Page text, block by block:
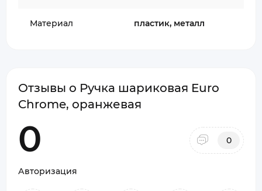
Материал пластик, металл
Отзывы о Ручка шариковая Euro
Chrome, оранжевая
0 0
Авторизация